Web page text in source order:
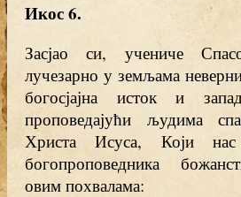
Икос 6.
Засјао си, учениче
лучезарно у земљама
богосјајна исток и
проповедајући људима
Христа Исуса, Који
богопроповедника
овим похвалама: